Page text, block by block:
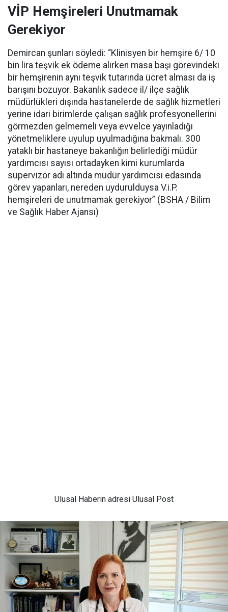
VİP Hemşireleri Unutmamak
Gerekiyor
Demircan şunları söyledi: “Klinisyen bir hemşire 6/ 10
bin lira teşvik ek ödeme alırken masa başı görevindeki
bir hemşirenin aynı teşvik tutarında ücret alması da iş
barışını bozuyor. Bakanlık sadece il/ ilçe sağlık
müdürlükleri dışında hastanelerde de sağlık hizmetleri
yerine idari birimlerde çalışan sağlık profesyonellerini
görmezden gelmemeli veya evvelce yayınladığı
yönetmeliklere uyulup uyulmadığına bakmalı. 300
yataklı bir hastaneye bakanlığın belirlediği müdür
yardımcısı sayısı ortadayken kimi kurumlarda
süpervizör adı altında müdür yardımcısı edasında
görev yapanları, nereden uydurulduysa V.i.P.
hemşireleri de unutmamak gerekiyor” (BSHA / Bilim
ve Sağlık Haber Ajansı)
Ulusal Haberin adresi Ulusal Post